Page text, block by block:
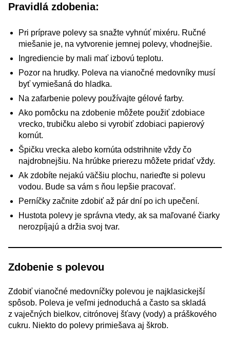
Pravidlá zdobenia:
Pri príprave polevy sa snažte vyhnúť mixéru. Ručné
miešanie je, na vytvorenie jemnej polevy, vhodnejšie.
Ingrediencie by mali mať izbovú teplotu.
Pozor na hrudky. Poleva na vianočné medovníky musí
byť vymiešaná do hladka.
Na zafarbenie polevy používajte gélové farby.
Ako pomôcku na zdobenie môžete použiť zdobiace
vrecko, trubičku alebo si vyrobiť zdobiaci papierový
kornút.
Špičku vrecka alebo kornúta odstrihnite vždy čo
najdrobnejšiu. Na hrúbke prierezu môžete pridať vždy.
Ak zdobíte nejakú väčšiu plochu, narieďte si polevu
vodou. Bude sa vám s ňou lepšie pracovať.
Perníčky začnite zdobiť až pár dní po ich upečení.
Hustota polevy je správna vtedy, ak sa maľované čiarky
nerozpíjajú a držia svoj tvar.
Zdobenie s polevou
Zdobiť vianočné medovníčky polevou je najklasickejší
spôsob. Poleva je veľmi jednoduchá a často sa skladá
z vaječných bielkov, citrónovej šťavy (vody) a práškového
cukru. Niekto do polevy primiešava aj škrob.